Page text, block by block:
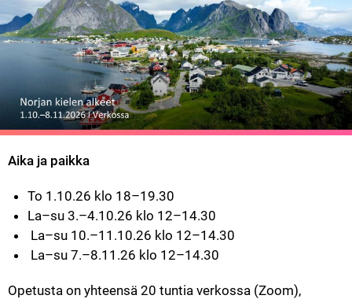
Aika ja paikka
To 1.10.26 klo 18–19.30
La–su 3.–4.10.26 klo 12–14.30
La–su 10.–11.10.26 klo 12–14.30
La–su 7.–8.11.26 klo 12–14.30
Opetusta on yhteensä 20 tuntia verkossa (Zoom),